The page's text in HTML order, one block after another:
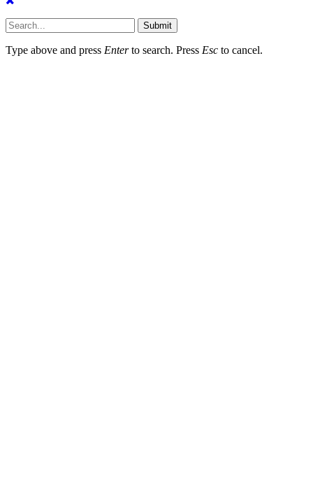
Submit
Type above and press Enterto search. Press Esc to cancel.